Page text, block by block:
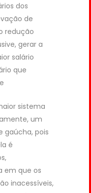
dos
de
redução
gerar a
salário
que
sistema
um
gaúcha, pois
é
em que os
inacessíveis,